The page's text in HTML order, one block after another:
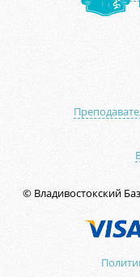
© Владивостокский